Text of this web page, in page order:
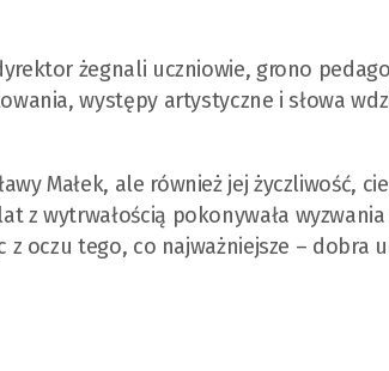
żegnali uczniowie, grono
występy artystyczne i słowa
Małek, ale również jej życzliwość,
z wytrwałością pokonywała wyzwania
oczu tego, co najważniejsze – dobra